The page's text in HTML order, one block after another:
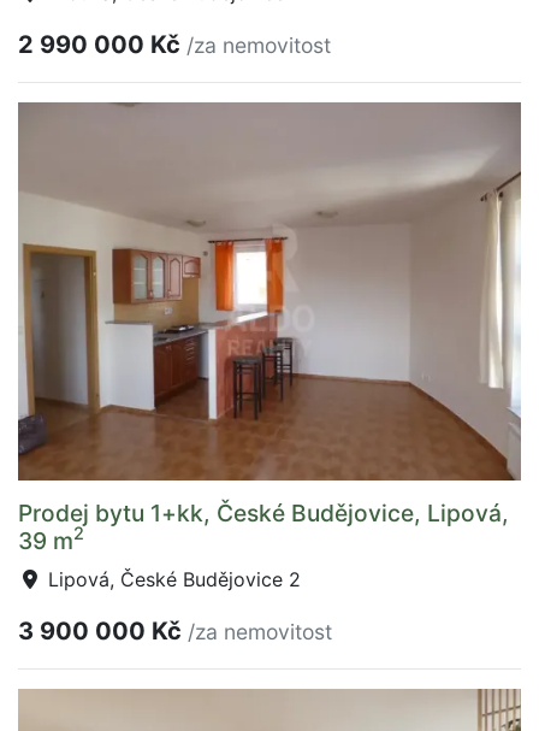
2 990 000 Kč /za nemovitost
Prodej bytu 1+kk, České Budějovice, Lipová,
39 m2
Lipová, České Budějovice 2
3 900 000 Kč /za nemovitost